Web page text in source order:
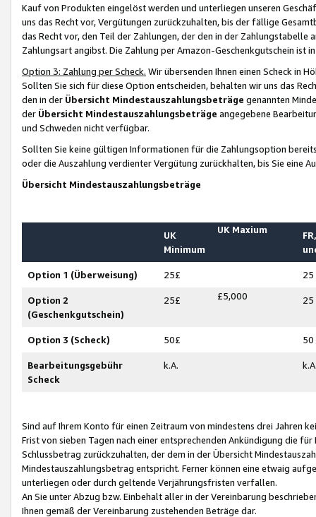
Kauf von Produkten eingelöst werden und unterliegen unseren
uns das Recht vor, Vergütungen zurückzuhalten, bis der fällige
das Recht vor, den Teil der Zahlungen, der den in der
Zahlungsart angibst. Die Zahlung per Amazon-Geschenkgutschein ist
Option 3: Zahlung per Scheck. Wir übersenden Ihnen einen Scheck in
Sollten Sie sich für diese Option entscheiden, behalten wir uns das
den in der Übersicht Mindestauszahlungsbeträge genannten
der Übersicht Mindestauszahlungsbeträge angegebene
und Schweden nicht verfügbar.
Sollten Sie keine gültigen Informationen für die Zahlungsoption
oder die Auszahlung verdienter Vergütung zurückhalten, bis Sie
Übersicht Mindestauszahlungsbeträge
UK
Minimum
UK Maxium
Option 1 (Überweisung) 25£ 25
Option 2
(Geschenkgutschein)
25£ £5,000 25
Option 3 (Scheck) 50£ 50
Bearbeitungsgebühr
Scheck
k.A.
Sind auf Ihrem Konto für einen Zeitraum von mindestens drei Jahren
Frist von sieben Tagen nach einer entsprechenden Ankündigung die
Schlussbetrag zurückzuhalten, der dem in der Übersicht
Mindestauszahlungsbetrag entspricht. Ferner können eine etwaig
unterliegen oder durch geltende Verjährungsfristen verfallen.
An Sie unter Abzug bzw. Einbehalt aller in der Vereinbarung
Ihnen gemäß der Vereinbarung zustehenden Beträge dar.